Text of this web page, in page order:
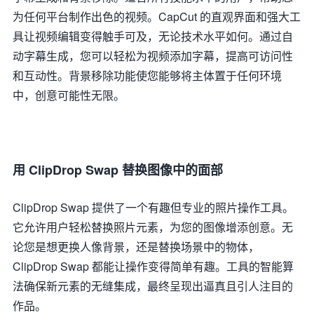
为任何平台制作出色的视频。CapCut 的直观界面和强大工
具让视频编辑变得触手可及，无论技术水平如何。通过自
动字幕生成，您可以轻松为视频添加字幕，提高可访问性
和互动性。背景移除功能使您能够将主体置于任何环境
中，创意可能性无限。
用 ClipDrop Swap替换图像中的面部
ClipDrop Swap 提供了一个有趣但专业的照片操作工具。
它允许用户轻松替换照片元素，为您的图像增添创意。无
论您是想更换人像背景，还是替换场景中的物体，
ClipDrop Swap 都能让操作变得简单有趣。工具的智能算
法确保新元素的无缝集成，最终呈现出逼真且引人注目的
作品。